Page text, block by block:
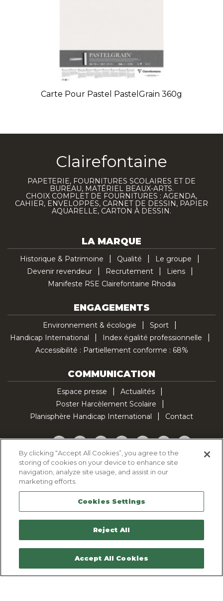
Carte Pour Pastel PastelGrain 360g
Clairefontaine
PAPETERIE, FOURNITURES SCOLAIRES ET DE
BUREAU, MATÉRIEL BEAUX-ARTS.
CHOIX COMPLET DE FOURNITURES : AGENDA,
CAHIER, ENVELOPPES, CARNET DE DESSIN, PAPIER
AQUARELLE, CARTON À DESSIN.
LA MARQUE
Historique & Patrimoine Qualité
Le groupe
Devenir revendeur
Recrutement
Liens
Manifeste RSE Clairefontaine Rhodia
ENGAGEMENTS
Environnement & écologie
Sport
Handicap International
Index égalité professionnelle
Accessibilité : Partiellement conforme : 68%
COMMUNICATION
Espace presse
Actualités
Poster Harcèlement Scolaire
Planisphère Handicap International
Contact
Facebook
TwitterYouTubePinterestInstagramLinkedInTikTok
Politique d'utilisation des cookies
Politique de confidentialité
Mentions légales
Plan du site
Contactez-nous
By clicking “Accept All Cookies”, you agree to the
storing of cookies on your device to enhance site
navigation, analyze site usage, and assist in our
marketing efforts.
Cookies Settings
Reject All
Accept All Cookies